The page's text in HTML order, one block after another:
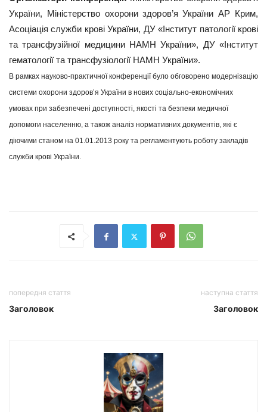
України, Міністерство охорони здоров’я України АР Крим,
Асоціація служби крові України, ДУ «Інститут патології крові
та трансфузійної медицини НАМН України», ДУ «Інститут
гематології та трансфузіології НАМН України».
В рамках науково-практичної конференції було обговорено модернізацію
системи охорони здоров’я України в нових соціально-економічних
умовах при забезпечені доступності, якості та безпеки медичної
допомоги населенню, а також аналіз нормативних документів, які є
діючими станом на 01.01.2013 року та регламентують роботу закладів
служби крові України.
попередня стаття
Заголовок
наступна стаття
Заголовок